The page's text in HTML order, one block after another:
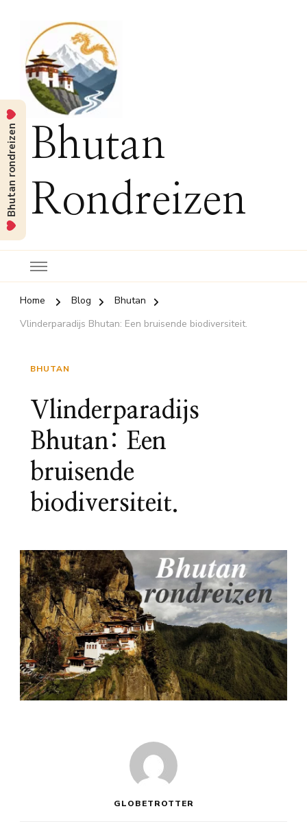
Bhutan
Rondreizen
Home Blog
Bhutan
Vlinderparadijs Bhutan: Een bruisende biodiversiteit.
BHUTAN
Vlinderparadijs
Bhutan: Een
bruisende
biodiversiteit.
GLOBETROTTER
Bhutan rondreizen